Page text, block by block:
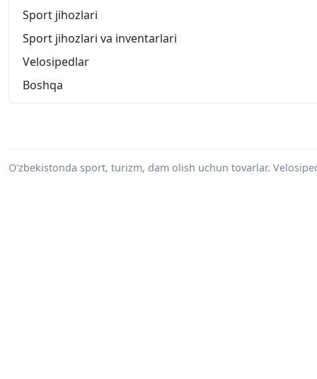
Sport jihozlari
Sport jihozlari va inventarlari
Velosipedlar
Boshqa
O'zbekistonda sport, turizm, dam olish uchun tovarlar.